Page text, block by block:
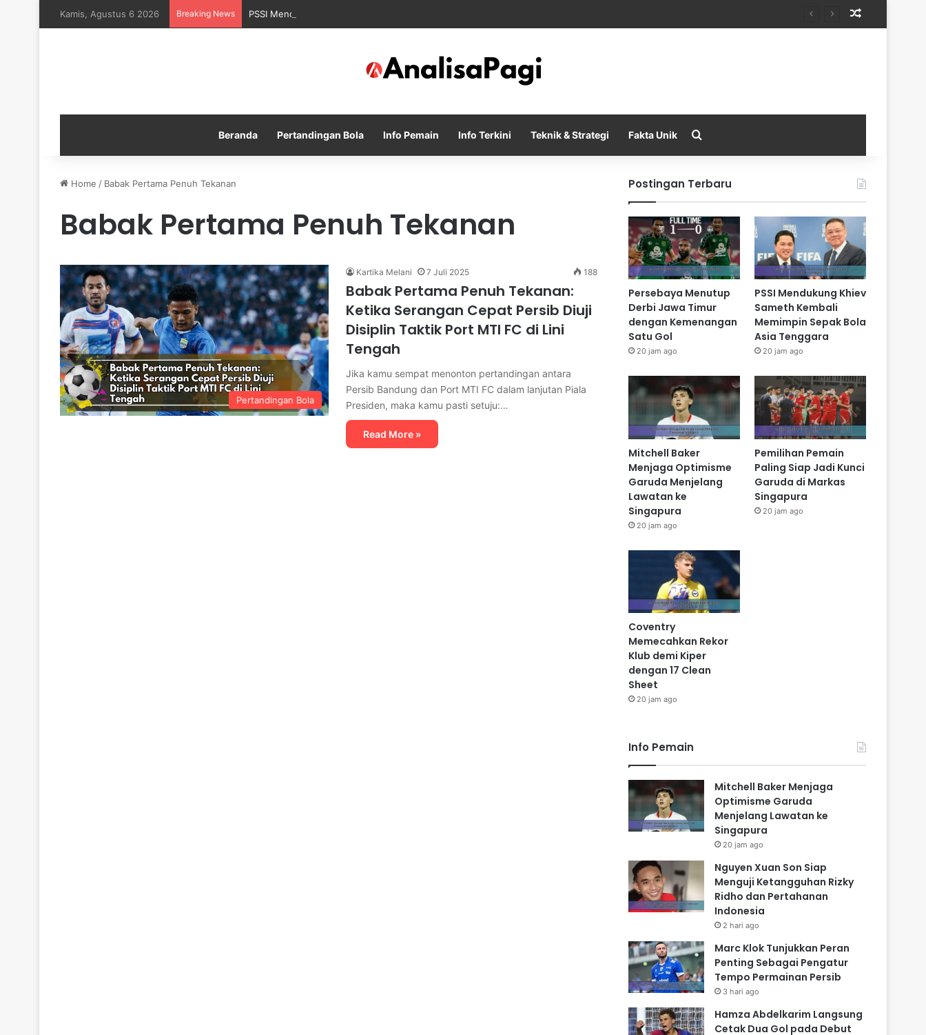
Kamis, Agustus 6 2026 Breaking News PSSI Mendukung Khiev Sameth Kembali Memimpin Sepak Bola Asia Tenggara
Beranda Pertandingan Bola Info Pemain Info Terkini Teknik & Strategi Fakta Unik
Home / Babak Pertama Penuh Tekanan
Babak Pertama Penuh Tekanan
Pertandingan Bola
Kartika Melani 7 Juli 2025 188
Babak Pertama Penuh Tekanan:
Ketika Serangan Cepat Persib Diuji
Disiplin Taktik Port MTI FC di Lini
Tengah
Jika kamu sempat menonton pertandingan antara
Persib Bandung dan Port MTI FC dalam lanjutan Piala
Presiden, maka kamu pasti setuju:…
Read More »
Postingan Terbaru
Persebaya Menutup
Derbi Jawa Timur
dengan Kemenangan
Satu Gol
20 jam ago
PSSI Mendukung Khiev
Sameth Kembali
Memimpin Sepak Bola
Asia Tenggara
20 jam ago
Mitchell Baker
Menjaga Optimisme
Garuda Menjelang
Lawatan ke
Singapura
20 jam ago
Pemilihan Pemain
Paling Siap Jadi Kunci
Garuda di Markas
Singapura
20 jam ago
Coventry
Memecahkan Rekor
Klub demi Kiper
dengan 17 Clean
Sheet
20 jam ago
Info Pemain
Mitchell Baker Menjaga
Optimisme Garuda
Menjelang Lawatan ke
Singapura
20 jam ago
Nguyen Xuan Son Siap
Menguji Ketangguhan Rizky
Ridho dan Pertahanan
Indonesia
2 hari ago
Marc Klok Tunjukkan Peran
Penting Sebagai Pengatur
Tempo Permainan Persib
3 hari ago
Hamza Abdelkarim Langsung
Cetak Dua Gol pada Debut